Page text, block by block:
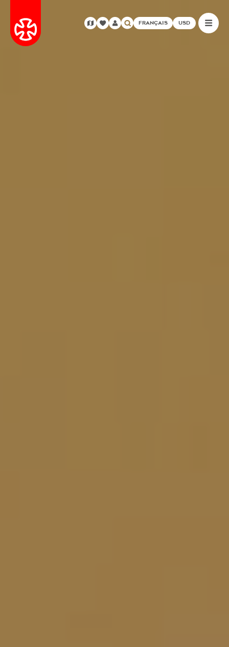
FRANÇAIS USD